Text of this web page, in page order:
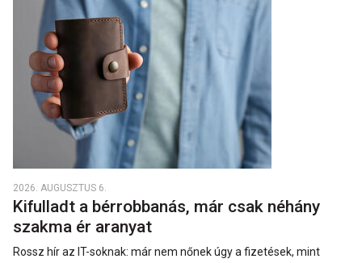
2026. AUGUSZTUS 6.
Kifulladt a bérrobbanás, már csak néhány
szakma ér aranyat
Rossz hír az IT-soknak: már nem nőnek úgy a fizetések, mint